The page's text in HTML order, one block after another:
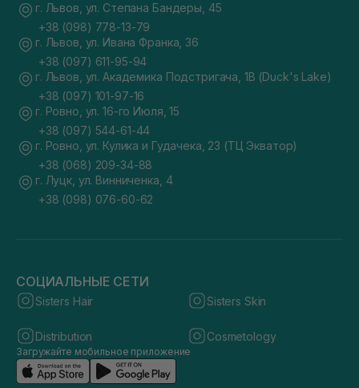
г. Львов, ул. Степана Бандеры, 45
+38 (098) 778-13-79
г. Львов, ул. Ивана Франка, 36
+38 (097) 611-95-94
г. Львов, ул. Академика Подстригача, 1В (Duck's Lake)
+38 (097) 101-97-16
г. Ровно, ул. 16-го Июля, 15
+38 (097) 544-61-44
г. Ровно, ул. Кулика и Гудачека, 23 (ТЦ Экватор)
+38 (068) 209-34-88
г. Луцк, ул. Винниченка, 4
+38 (098) 076-60-62
СОЦИАЛЬНЫЕ СЕТИ
Sisters Hair Sisters Skin
Distribution Cosmetology
Загружайте мобильное приложение